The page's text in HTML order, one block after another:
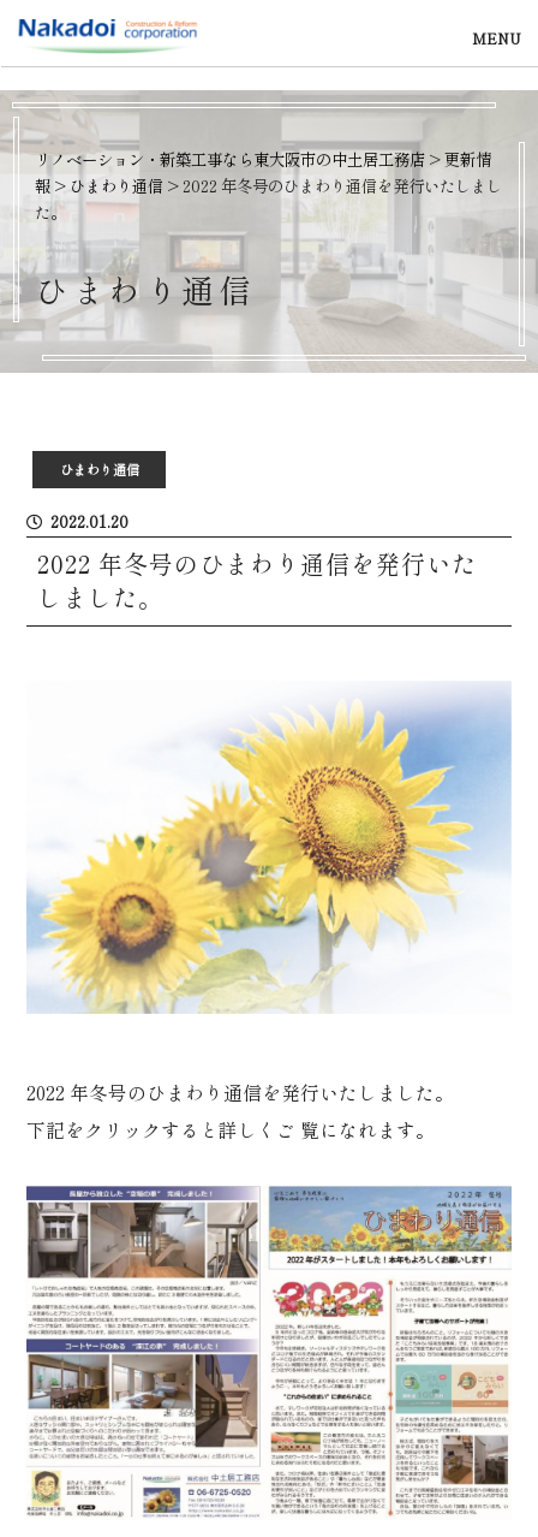
MENU
リノベーション・新築工事なら東大阪市の中土居工務店 >更新情
報 > ひまわり通信 >2022 年冬号のひまわり通信を発行いたしまし
た。
ひまわ り 通信
ひまわり通信
2022.01.20
2022 年冬号のひまわり通信を発行いた
しました。
2022 年冬号のひまわり通信を発行いたしました。
下記をクリックすると詳しくご 覧になれます。